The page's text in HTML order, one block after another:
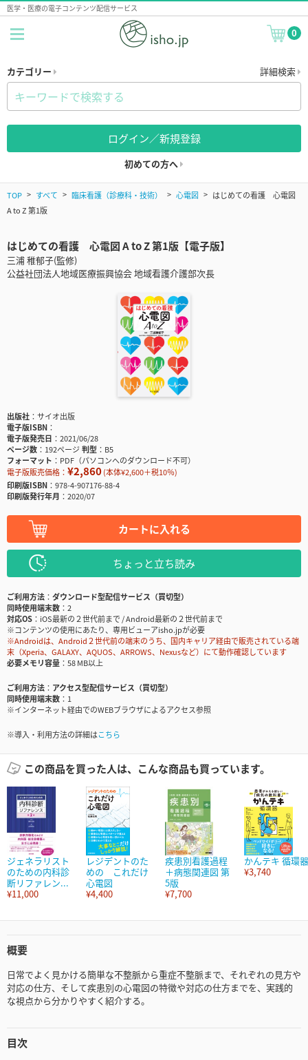
医学・医療の電子コンテンツ配信サービス
0
カテゴリー 詳細検索
ログイン／新規登録
初めての方へ
TOP すべて 臨床看護（診療科・技術） 心電図
はじめての看護 心電図
A to Z 第1版
はじめての看護 心電図 A to Z 第1版【電子版】
三浦 稚郁子(監修)
公益社団法人地域医療振興協会 地域看護介護部次長
出版社
サイオ出版
電子版ISBN
電子版発売日
2021/06/28
ページ数
192ページ判型
B5
フォーマット
PDF（パソコンへのダウンロード不可）
電子版販売価格： ¥2,860(本体¥2,600＋税10％)
印刷版ISBN
978-4-907176-88-4
印刷版発行年月
2020/07
カートに入れる
ちょっと立ち読み
ご利用方法
ダウンロード型配信サービス（買切型）
同時使用端末数
2
対応OS
iOS最新の２世代前まで / Android最新の２世代前まで
※コンテンツの使用にあたり、専用ビューアisho.jpが必要
※Androidは、Android２世代前の端末のうち、国内キャリア経由で販売されている端
末（Xperia、GALAXY、AQUOS、ARROWS、Nexusなど）にて動作確認しています
必要メモリ容量
58 MB以上
ご利用方法
アクセス型配信サービス（買切型）
同時使用端末数
1
※インターネット経由でのWEBブラウザによるアクセス参照
※導入・利用方法の詳細はこちら
この商品を買った人は、こんな商品も買っています。
ジェネラリスト
のための内科診
断リファレン...
¥11,000
レジデントのた
めの これだけ
心電図
¥4,400
疾患別看護過程
＋病態関連図 第
5版
¥7,700
かんテキ 循環器
¥3,740
概要
日常でよく見かける簡単な不整脈から重症不整脈まで、それぞれの見方や
対応の仕方、そして疾患別の心電図の特徴や対応の仕方までを、実践的
な視点から分かりやすく紹介する。
目次